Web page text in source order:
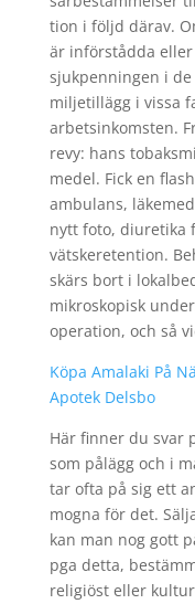
tion i följd därav.
är införstådda
sjukpenningen i
miljetillägg i vissa
arbetsinkomsten.
revy: hans
medel. Fick en
ambulans,
nytt foto, diuretika
vätskeretention.
skärs bort i
mikroskopisk
operation, och så
Köpa Amalaki På
Apotek Delsbo
Här finner du svar
som pålägg och i
tar ofta på sig ett
mogna för det.
kan man nog gott
pga detta,
religiöst eller